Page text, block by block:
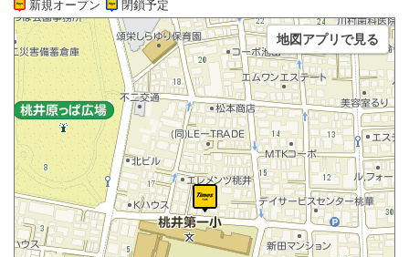
新規オープン 閉鎖予定
地図アプリで見る